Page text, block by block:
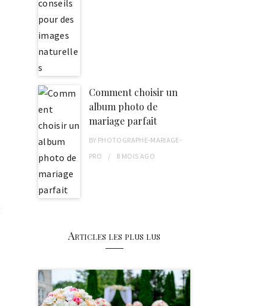
Comment choisir un
album photo de
mariage parfait
BY PHOTOGRAPHE-MARIAGE-
PRO
8 MOIS AGO
Articles les plus lus